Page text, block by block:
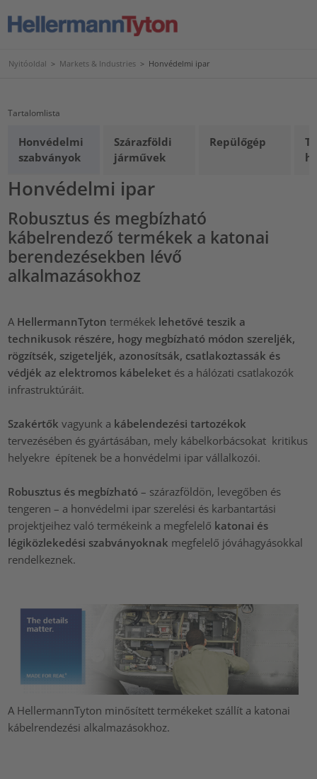
Nyitóoldal > Markets & Industries > Honvédelmi ipar
Tartalomlista
Honvédelmi
szabványok
Szárazföldi
járművek
Repülőgép
Honvédelmi ipar
Robusztus és megbízható
kábelrendező termékek a katonai
berendezésekben lévő
alkalmazásokhoz
A HellermannTyton termékek lehetővé teszik a
technikusok részére, hogy megbízható módon szereljék,
rögzítsék, szigeteljék, azonosítsák, csatlakoztassák és
védjék az elektromos kábeleket és a hálózati csatlakozók
infrastruktúráit.
Szakértők vagyunk a kábelendezési tartozékok
tervezésében és gyártásában, mely kábelkorbácsokat kritikus
helyekre építenek be a honvédelmi ipar vállalkozói.
Robusztus és megbízható – szárazföldön, levegőben és
tengeren – a honvédelmi ipar szerelési és karbantartási
projektjeihez való termékeink a megfelelő katonai és
légiközlekedési szabványoknak megfelelő jóváhagyásokkal
rendelkeznek.
A HellermannTyton minősített termékeket szállít a katonai
kábelrendezési alkalmazásokhoz.